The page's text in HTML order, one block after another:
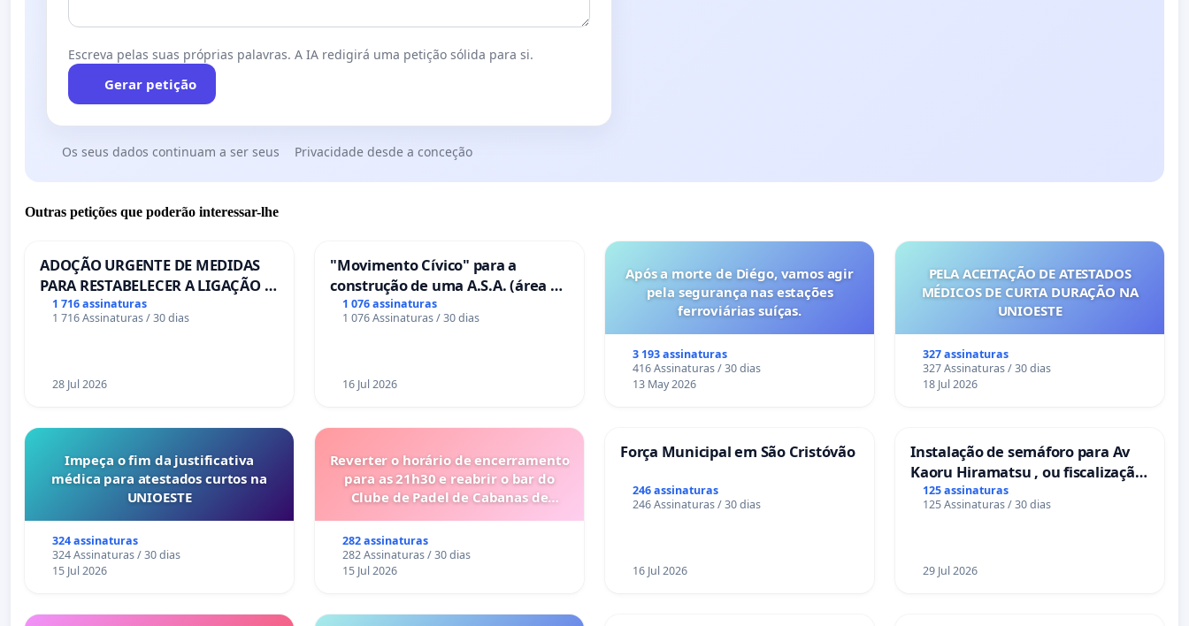
Escreva pelas suas próprias palavras. A IA redigirá uma petição sólida para si.
Gerar petição
Os seus dados continuam a ser seus Privacidade desde a conceção
Outras petições que poderão interessar-lhe
ADOÇÃO URGENTE DE MEDIDAS
PARA RESTABELECER A LIGAÇÃO -
PONTE RS-129
1 716 assinaturas
1 716 Assinaturas / 30 dias
28 Jul 2026
"Movimento Cívico" para a
construção de uma A.S.A. (área de
serviços para autocaravanas) em
Coimbra
1 076 assinaturas
1 076 Assinaturas / 30 dias
16 Jul 2026
Após a morte de Diégo, vamos agir
pela segurança nas estações
ferroviárias suíças.
3 193 assinaturas
416 Assinaturas / 30 dias
13 May 2026
PELA ACEITAÇÃO DE ATESTADOS
MÉDICOS DE CURTA DURAÇÃO NA
UNIOESTE
327 assinaturas
327 Assinaturas / 30 dias
18 Jul 2026
Impeça o fim da justificativa
médica para atestados curtos na
UNIOESTE
324 assinaturas
324 Assinaturas / 30 dias
15 Jul 2026
Reverter o horário de encerramento
para as 21h30 e reabrir o bar do
Clube de Padel de Cabanas de
282 assinaturas
282 Assinaturas / 30 dias
15 Jul 2026
Força Municipal em São Cristóvão
246 assinaturas
246 Assinaturas / 30 dias
16 Jul 2026
Instalação de semáforo para Av
Kaoru Hiramatsu , ou fiscalização
Eletrônica
125 assinaturas
125 Assinaturas / 30 dias
29 Jul 2026